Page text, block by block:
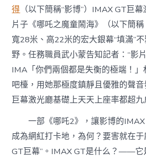
得 （以下簡稱“影博”）IMAX GT巨
片子《哪吒之魔童鬧海》（以下簡稱
寬28米、高22米的宏大銀幕“填滿”
野。任務職員武小蒙告知記者：“影
IMA「你們兩個都是失衡的極端！」
吧檯，用她那極度鎮靜且優雅的聲
巨幕激光廳基礎上天天上座率都超九
一部《哪吒2》，讓影博的
成為網紅打卡地，為何？要害就在
GT巨幕”。IMAX GT是什么？——它